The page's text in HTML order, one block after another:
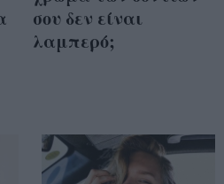
σου δεν είναι
λαμπερό;